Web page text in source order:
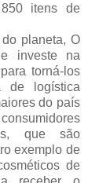
itens de
planeta, O
investe na
torná-los
de logística
do país
que são
exemplo de
de